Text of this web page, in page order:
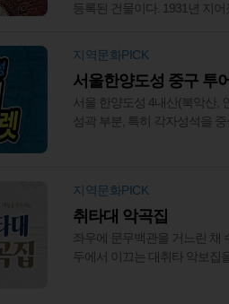
등록된 건물이다. 1931년 지
되었다. 교회 외관은 유지하
당은 음악 관련 활동을 할 수 있
카페와 세미나실로 이용할 수
민들의 예술문화공간으로 재
지역문화PICK
서울한양도성 중구 투
서울 한양도성 4내산(북악산,
성곽 부분, 특히 각자성석을
"지역문화PICK
취타대 악곡집
좌우에 문무백관을 거느린 채
두에서 이끄는 대취타 악보집